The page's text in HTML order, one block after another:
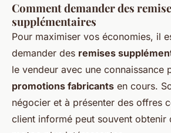
Comment demander des
supplémentaires
Pour maximiser vos économies, il
demander des remises
le vendeur avec une connaissance
promotions fabricants en cours.
négocier et à présenter des offres
client informé peut souvent obtenir